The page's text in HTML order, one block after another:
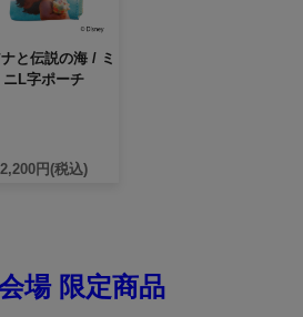
と伝説の海 / ミ
ニL字ポーチ
2,200円(税込)
場 限定商品